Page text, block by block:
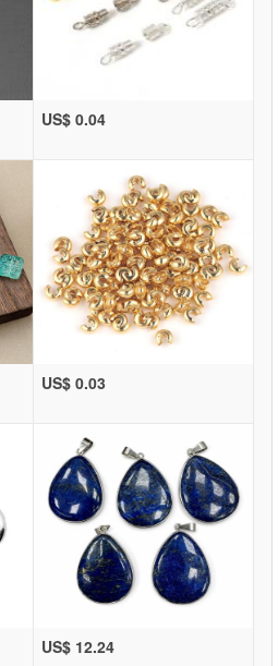
US$ 0.04
US$ 0.03
US$ 12.24